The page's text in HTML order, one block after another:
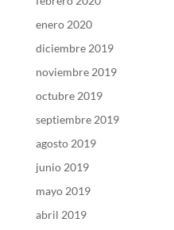
enero 2020
diciembre 2019
noviembre 2019
octubre 2019
septiembre 2019
agosto 2019
junio 2019
mayo 2019
abril 2019